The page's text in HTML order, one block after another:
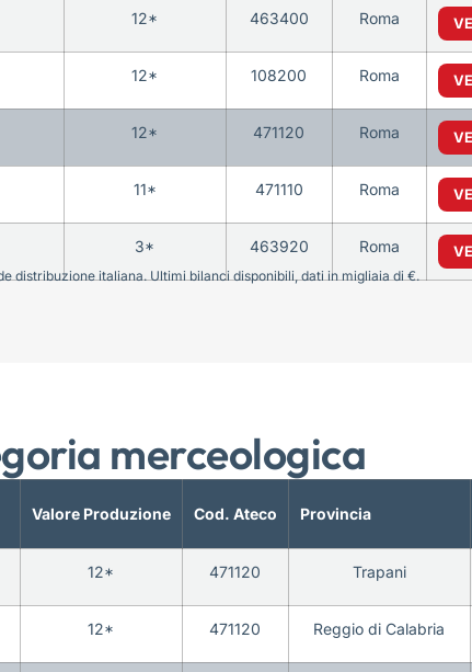
12* 463400 Roma
12* 108200 Roma
12* 471120 Roma
11* 471110 Roma
3* 463920 Roma
distribuzione italiana. Ultimi bilanci disponibili, dati in migliaia di €.
merceologica
Valore Produzione Cod. Ateco Provincia
12* 471120 Trapani
12* 471120 Reggio di Calabria